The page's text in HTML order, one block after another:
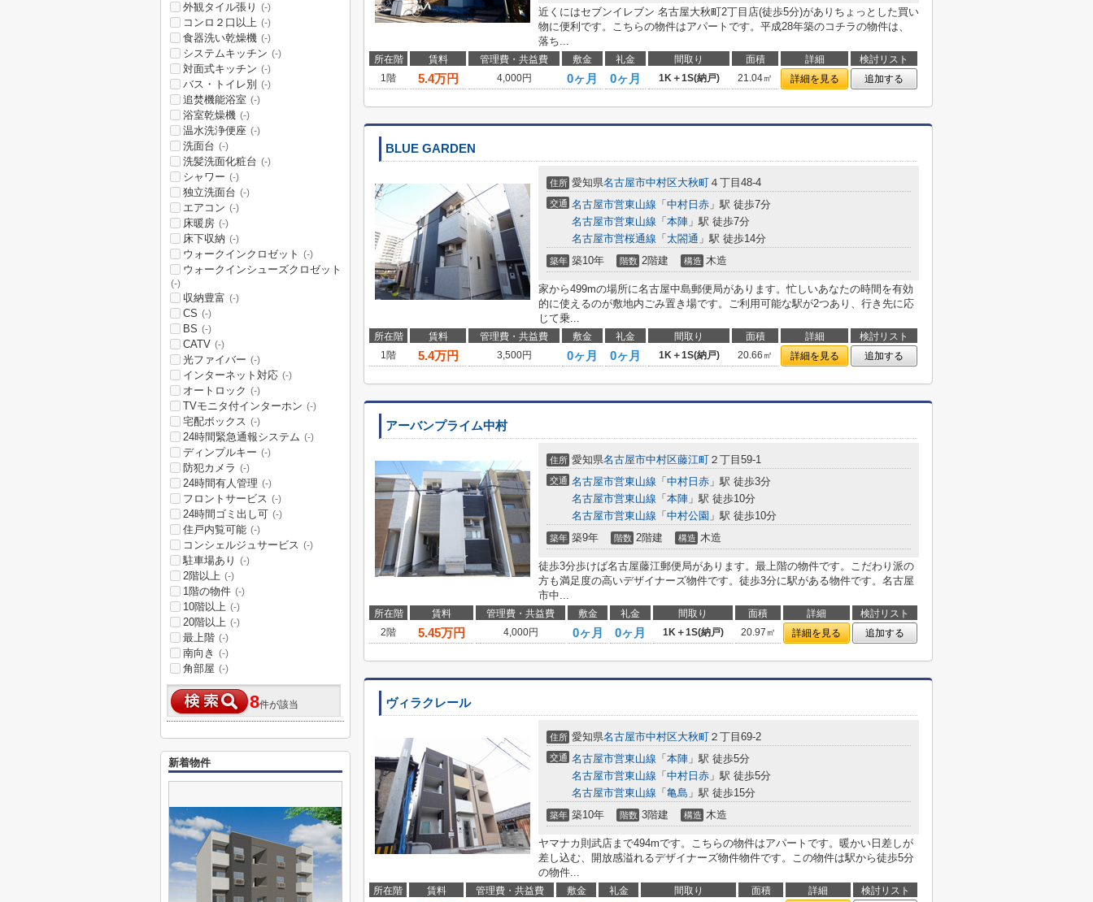
近くにはセブンイレブン 名古屋大秋町2丁目店(徒歩5分)がありちょっとした買い
物に便利です。こちらの物件はアパートです。平成28年築のコチラの物件は、
落ち...
所在階 賃料 管理費・共益費 敷金 礼金 間取り 面積 詳細
検討リスト
1階
5.4万円 4,000円 0ヶ月 0ヶ月 1K＋1S(納戸) 21.04㎡ 詳細を見る 追加する
BLUE GARDEN
住所 愛知県名古屋市中村区大秋町 ４丁目48-4
交通 名古屋市営東山線 「 中村日赤 」駅 徒歩7分
名古屋市営東山線 「 本陣 」駅 徒歩7分
名古屋市営桜通線 「 太閤通 」駅 徒歩14分
築年 築10年 階数 2階建 構造 木造
家から499mの場所に名古屋中島郵便局があります。忙しいあなたの時間を有効
的に使えるのが敷地内ごみ置き場です。ご利用可能な駅が2つあり、行き先に応
じて乗...
所在階 賃料 管理費・共益費 敷金 礼金 間取り 面積 詳細
検討リスト
1階
5.4万円 3,500円 0ヶ月 0ヶ月 1K＋1S(納戸) 20.66㎡ 詳細を見る 追加する
アーバンプライム中村
住所 愛知県名古屋市中村区藤江町 ２丁目59-1
交通 名古屋市営東山線 「 中村日赤 」駅 徒歩3分
名古屋市営東山線 「 本陣 」駅 徒歩10分
名古屋市営東山線 「 中村公園 」駅 徒歩10分
築年 築9年 階数 2階建 構造 木造
徒歩3分歩けば名古屋藤江郵便局があります。最上階の物件です。こだわり派の
方も満足度の高いデザイナーズ物件です。徒歩3分に駅がある物件です。名古屋
市中...
所在階 賃料 管理費・共益費 敷金 礼金 間取り 面積 詳細
検討リスト
2階
5.45万円 4,000円 0ヶ月 0ヶ月 1K＋1S(納戸) 20.97㎡ 詳細を見る 追加する
ヴィラクレール
住所 愛知県名古屋市中村区大秋町 ２丁目69-2
交通 名古屋市営東山線 「 本陣 」駅 徒歩5分
名古屋市営東山線 「 中村日赤 」駅 徒歩5分
名古屋市営東山線 「 亀島 」駅 徒歩15分
築年 築10年 階数 3階建 構造 木造
ヤマナカ則武店まで494mです。こちらの物件はアパートです。暖かい日差しが
差し込む、開放感溢れるデザイナーズ物件物件です。この物件は駅から徒歩5分
の物件...
所在階 賃料 管理費・共益費 敷金 礼金 間取り 面積 詳細
検討リスト
外観タイル張り (-)
コンロ２口以上 (-)
食器洗い乾燥機 (-)
システムキッチン (-)
対面式キッチン (-)
バス・トイレ別 (-)
追焚機能浴室 (-)
浴室乾燥機 (-)
温水洗浄便座 (-)
洗面台 (-)
洗髪洗面化粧台 (-)
シャワー (-)
独立洗面台 (-)
エアコン (-)
床暖房 (-)
床下収納 (-)
ウォークインクロゼット (-)
ウォークインシューズクロゼット
(-)
収納豊富 (-)
CS (-)
BS (-)
CATV (-)
光ファイバー (-)
インターネット対応 (-)
オートロック (-)
TVモニタ付インターホン (-)
宅配ボックス (-)
24時間緊急通報システム (-)
ディンプルキー (-)
防犯カメラ (-)
24時間有人管理 (-)
フロントサービス (-)
24時間ゴミ出し可 (-)
住戸内覧可能 (-)
コンシェルジュサービス (-)
駐車場あり (-)
2階以上 (-)
1階の物件 (-)
10階以上 (-)
20階以上 (-)
最上階 (-)
南向き (-)
角部屋 (-)
8件が該当
新着物件